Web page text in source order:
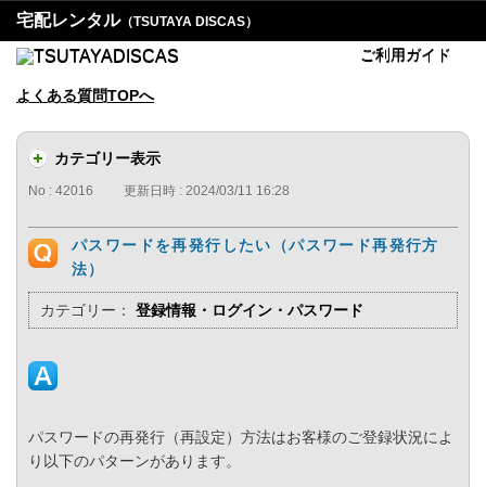
宅配レンタル（TSUTAYA DISCAS）
ご利用ガイド
よくある質問TOPへ
カテゴリー表示
No : 42016 更新日時 : 2024/03/11 16:28
パスワードを再発行したい（パスワード再発行方
法）
カテゴリー： 登録情報・ログイン・パスワード
パスワードの再発行（再設定）方法はお客様のご登録状況によ
り以下のパターンがあります。